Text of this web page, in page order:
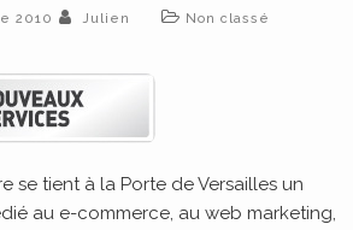
2010 Julien Non classé
se tient à la Porte de Versailles un
au e-commerce, au web marketing,